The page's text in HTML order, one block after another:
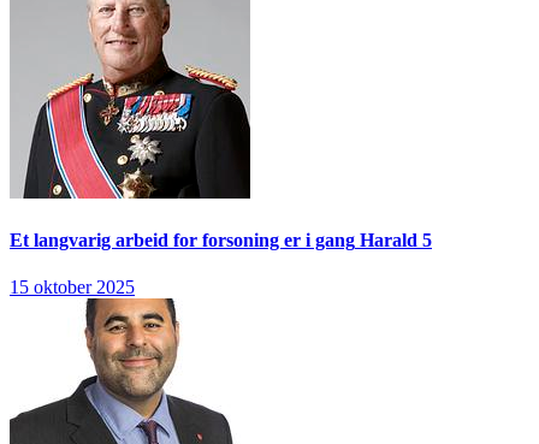
Et langvarig arbeid for forsoning er i gang Harald 5
15 oktober 2025